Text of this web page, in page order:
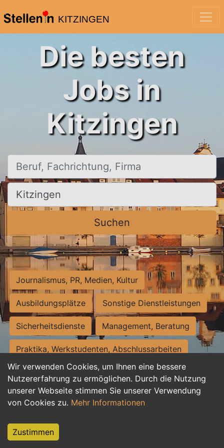
KITZINGEN
Wir verwenden Cookies, um Ihnen eine bessere
Nutzererfahrung zu ermöglichen. Durch die Nutzung
unserer Webseite stimmen Sie unserer Verwendung
von Cookies zu. Mehr Informationen
Zustimmen
Die besten
Jobs in
Kitzingen
Beruf, Fachrichtung, Firma
Ort, Stadt
Suchen
Journalismus, PR, Medien, Kultur
Ausbildungsplätze Sonstige Dienstleistungen
Sicherheitsdienste Management, Beratung
Praktika, Werkstudenten, Abschlussarbeiten
Personalwesen Assistenz, Sekretariat
Hilfskräfte, Aushilfs- und Nebenjobs
Weiterbildung, Studium, duale Ausbildung